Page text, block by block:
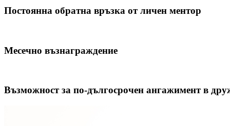
Постоянна обратна връзка от личен ментор
Месечно възнаграждение
Възможност за по-дългосрочен ангажимент в